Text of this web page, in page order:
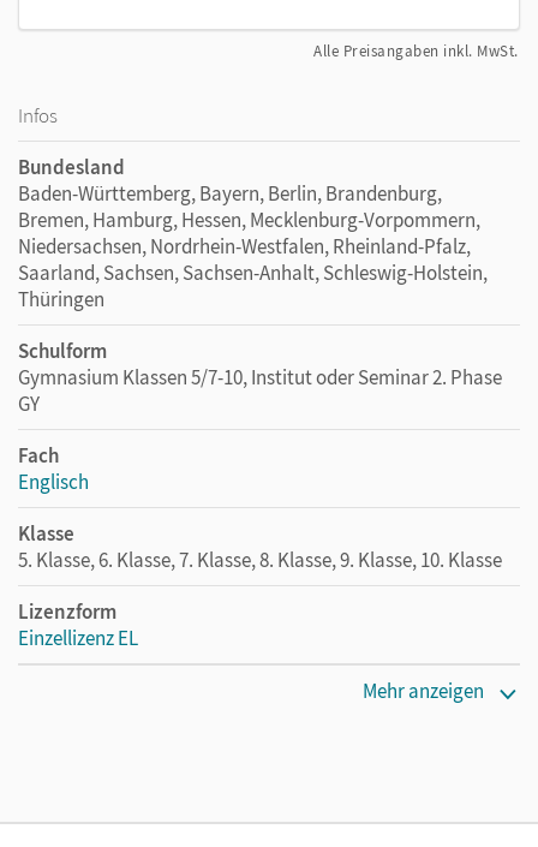
Alle Preisangaben inkl. MwSt.
Infos
Bundesland
Baden-Württemberg, Bayern, Berlin, Brandenburg,
Bremen, Hamburg, Hessen, Mecklenburg-Vorpommern,
Niedersachsen, Nordrhein-Westfalen, Rheinland-Pfalz,
Saarland, Sachsen, Sachsen-Anhalt, Schleswig-Holstein,
Thüringen
Schulform
Gymnasium Klassen 5/7-10, Institut oder Seminar 2. Phase
GY
Fach
Englisch
Klasse
5. Klasse, 6. Klasse, 7. Klasse, 8. Klasse, 9. Klasse, 10. Klasse
Lizenzform
Einzellizenz EL
Mehr anzeigen